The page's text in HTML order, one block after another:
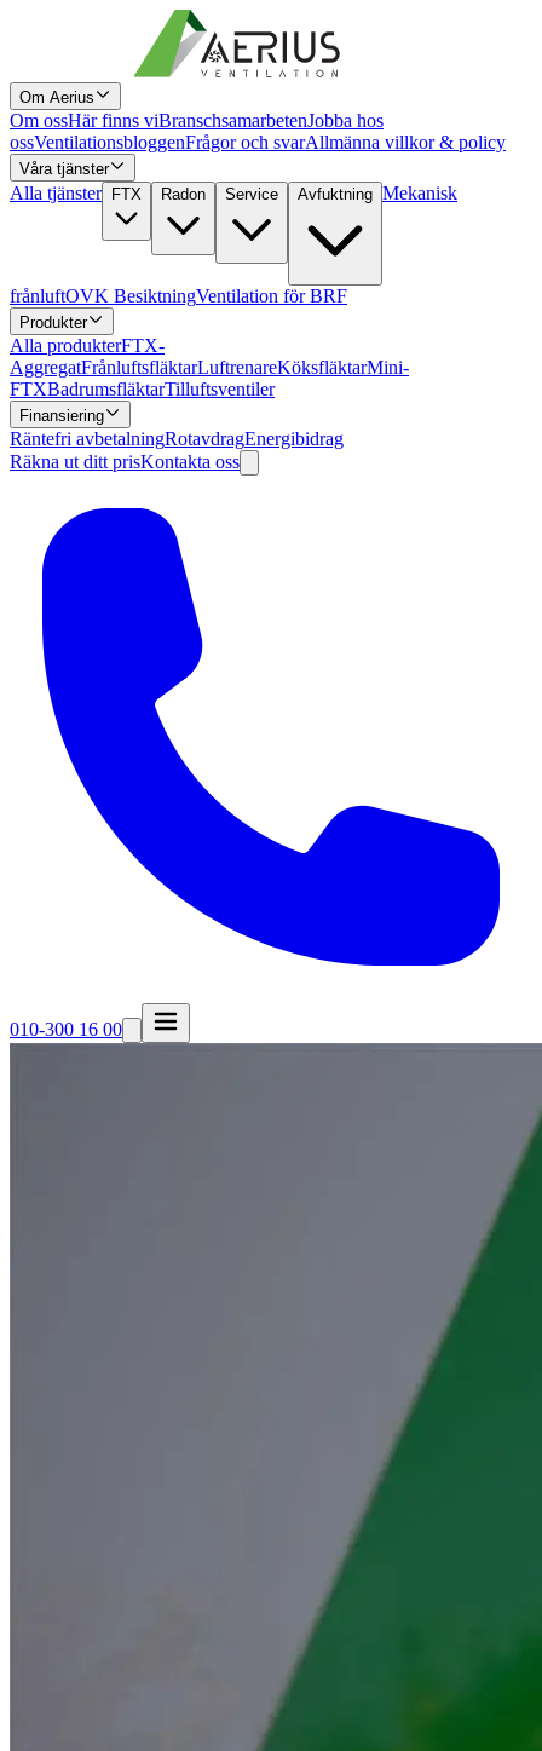
Om Aerius
Om ossHär finns viBranschsamarbetenJobba hos
ossVentilationsbloggenFrågor och svarAllmänna villkor & policy
Våra tjänster
Alla tjänster FTX Radon Service Avfuktning Mekanisk
frånluftOVK BesiktningVentilation för BRF
Produkter
Alla produkterFTX-
AggregatFrånluftsfläktarLuftrenareKöksfläktarMini-
FTXBadrumsfläktarTilluftsventiler
Finansiering
Räntefri avbetalningRotavdragEnergibidrag
Räkna ut ditt prisKontakta oss
010-300 16 00